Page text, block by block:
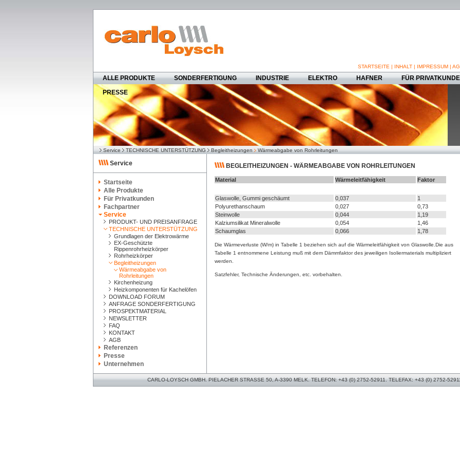
STARTSEITE | INHALT | IMPRESSUM |
ALLE PRODUKTE SONDERFERTIGUNG INDUSTRIE ELEKTRO HAFNER FÜR
PRESSE
Service TECHNISCHE UNTERSTÜTZUNG Begleitheizungen Wärmeabgabe von Rohrleitungen
Service
Startseite
Alle Produkte
Für Privatkunden
Fachpartner
Service
PRODUKT- UND PREISANFRAGE
TECHNISCHE UNTERSTÜTZUNG
Grundlagen der Elektrowärme
EX-Geschützte
Rippenrohrheizkörper
Rohrheizkörper
Begleitheizungen
Wärmeabgabe von
Rohrleitungen
Kirchenheizung
Heizkomponenten für Kachelöfen
DOWNLOAD FORUM
ANFRAGE SONDERFERTIGUNG
PROSPEKTMATERIAL
NEWSLETTER
FAQ
KONTAKT
AGB
Referenzen
Presse
Unternehmen
BEGLEITHEIZUNGEN - WÄRMEABGABE VON ROHRLEITUNGEN
Material Wärmeleitfähigkeit Faktor
Glaswolle, Gummi geschäumt 0,037
1
Polyurethanschaum
0,027
0,73
Steinwolle
0,044
1,19
Kalziumsilikat Mineralwolle
0,054
1,46
Schaumglas
0,066 1,78
Die Wärmeverluste (W/m) in Tabelle 1 beziehen sich auf die Wärmeleitfähigkeit von Glaswolle.Die aus
Tabelle 1 entnommene Leistung muß mit dem Dämmfaktor des jeweiligen Isoliermaterials multipliziert
werden.
Satzfehler, Technische Änderungen, etc. vorbehalten.
CARLO-LOYSCH GMBH. PIELACHER STRASSE 50, A-3390 MELK. TELEFON: +43 (0) 2752-52911. TELEFAX: +43 (0) 2752-